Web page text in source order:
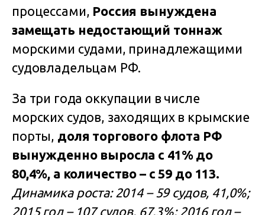
процессами, Россия вынуждена
замещать недостающий тоннаж
морскими судами, принадлежащими
судовладельцам РФ.
За три года оккупации в числе
морских судов, заходящих в крымские
порты, доля торгового флота РФ
вынужденно выросла с 41% до
80,4%, а количество – с 59 до 113.
Динамика роста: 2014 – 59 судов, 41,0%;
2015 год – 107 судов, 67,3%; 2016 год –